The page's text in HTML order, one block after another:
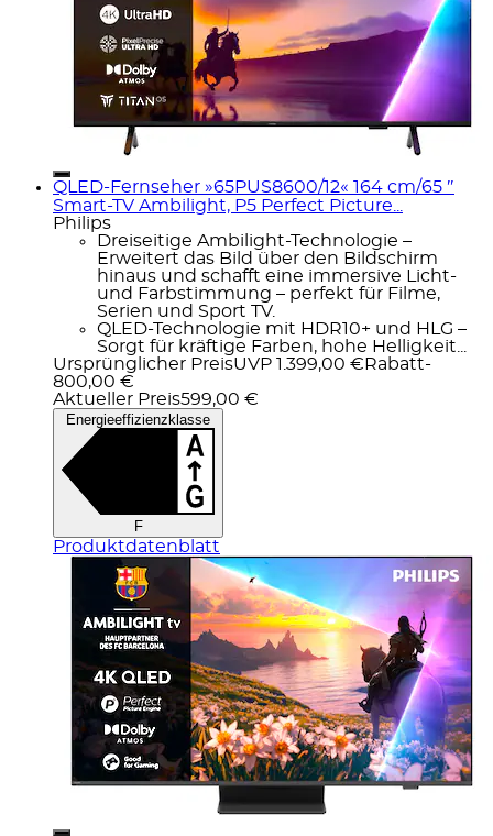
QLED-Fernseher »65PUS8600/12« 164 cm/65 ″
Smart-TV Ambilight, P5 Perfect Picture...
Philips
Dreiseitige Ambilight-Technologie –
Erweitert das Bild über den Bildschirm
hinaus und schafft eine immersive Licht-
und Farbstimmung – perfekt für Filme,
Serien und Sport TV.
QLED-Technologie mit HDR10+ und HLG –
Sorgt für kräftige Farben, hohe Helligkeit...
Ursprünglicher PreisUVP 1.399,00 € Rabatt-
800,00 €
Aktueller Preis599,00 €
Energieeffizienzklasse
F
Produktdatenblatt